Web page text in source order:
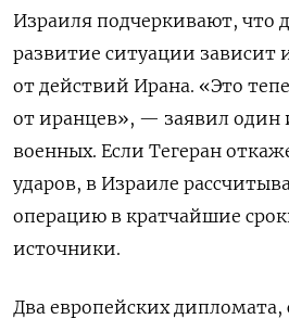
Израиля подчеркивают, что
развитие ситуации зависит
от действий Ирана. «Это
от иранцев», — заявил один
военных. Если Тегеран
ударов, в Израиле
операцию в кратчайшие
источники.
Два европейских